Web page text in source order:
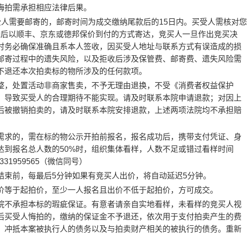
需承担相应法律后果。
需要邮寄的，邮寄时间为成交缴纳尾款后的15日内。买受人需核对您
以顺丰、京东或德邦保价到付的方式寄达，竞买人一旦作出竞买决
必确保准确且系本人签收，因买受人地址与联系方式有误造成的损
过程中的遗失风险，以及拒收后涉及保管费、邮寄费、遗失风险需
还本次拍卖标的物所涉及的任何款项。
处置活动非商家售卖，不予无理由退换，不受《消费者权益保护
致买受人的合理期待不能实现。请及时联系本院申请退款；对因上
撤销拍卖的，请及时联系本院安排退款，上述两项法院均不承担赔
的，需在标的物公示开拍前报名，报名成功后，携带支付凭证、身
报名总人数的50%时，组织集体看样，人数不足或错过看样时间
（微信同号）
前，每最后5分钟如果有竞买人出价，将自动延迟5分钟。
于起拍价，至少一人报名且出价不低于起拍价，方可成交。
承担本标的瑕疵保证。有意者请亲自实地看样，未看样的竞买人视
受人悔拍的，缴纳的保证金不予退还，依次用于支付拍卖产生的费
抵本案被执行人的债务以及与拍卖财产相关的被执行的债务。重新